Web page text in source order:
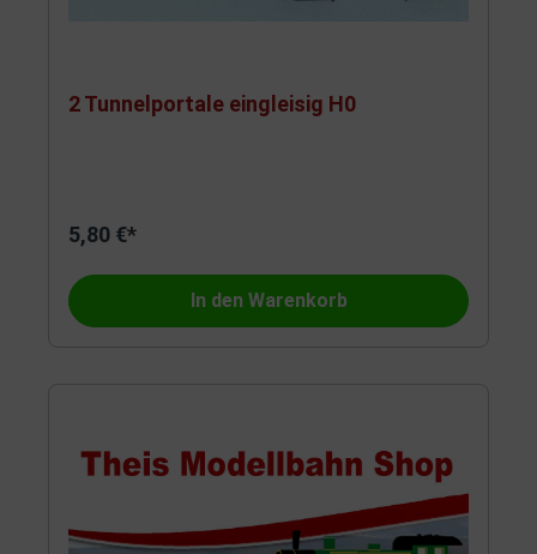
2 Tunnelportale eingleisig H0
5,80 €*
In den Warenkorb